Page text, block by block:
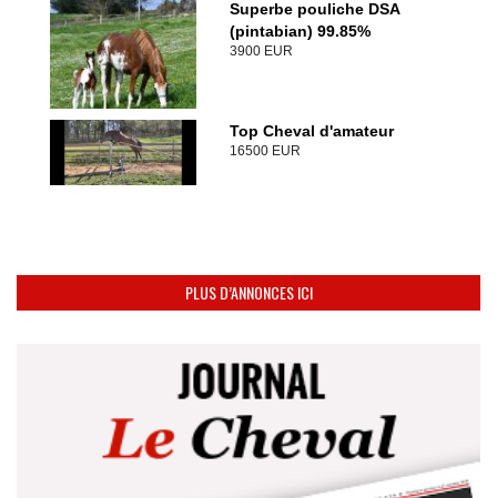
Superbe pouliche DSA
(pintabian) 99.85%
3900 EUR
Top Cheval d'amateur
16500 EUR
PLUS D’ANNONCES ICI